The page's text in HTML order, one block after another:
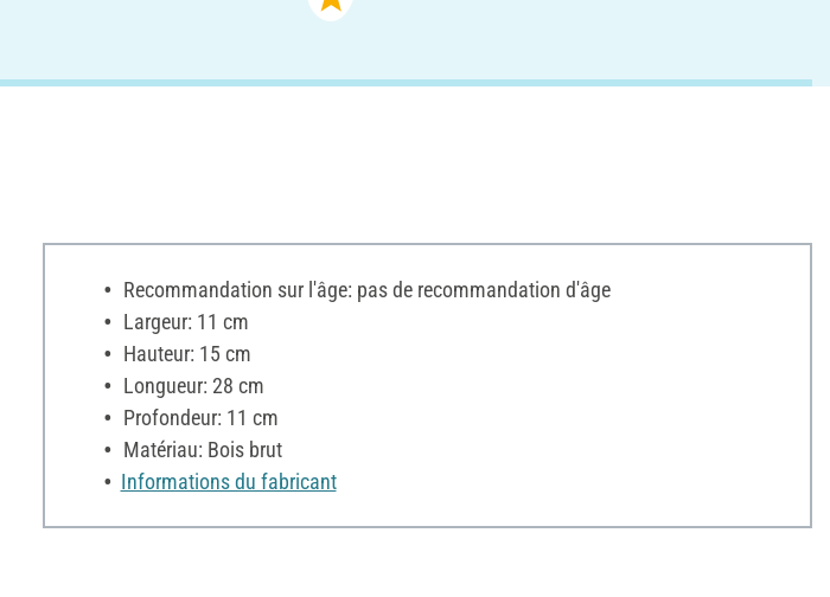
Recommandation sur l'âge: pas de recommandation d'âge
Largeur: 11 cm
Hauteur: 15 cm
Longueur: 28 cm
Profondeur: 11 cm
Matériau: Bois brut
Informations du fabricant